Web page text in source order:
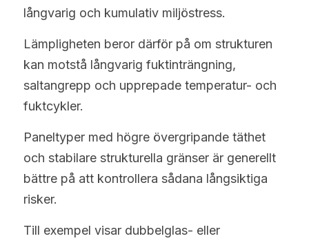
långvarig och kumulativ miljöstress.
Lämpligheten beror därför på om strukturen
kan motstå långvarig fuktinträngning,
saltangrepp och upprepade temperatur- och
fuktcykler.
Paneltyper med högre övergripande täthet
och stabilare strukturella gränser är generellt
bättre på att kontrollera sådana långsiktiga
risker.
Till exempel visar dubbelglas- eller